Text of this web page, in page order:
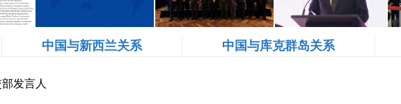
中国与新西兰关系 中国与库克群岛关系
发言人